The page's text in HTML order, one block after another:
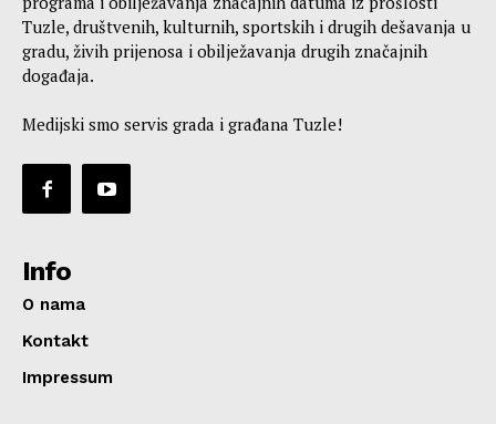
Tuzle, društvenih, kulturnih, sportskih i drugih dešavanja u
gradu, živih prijenosa i obilježavanja drugih značajnih
događaja.
Medijski smo servis grada i građana Tuzle!
Info
O nama
Kontakt
Impressum